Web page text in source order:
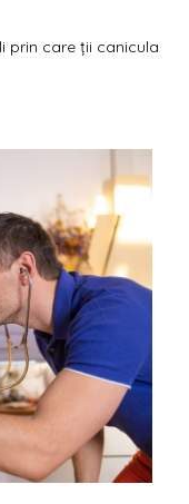
prin care ții canicula